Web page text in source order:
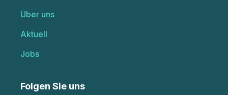
Über uns
Aktuell
Jobs
Folgen Sie uns